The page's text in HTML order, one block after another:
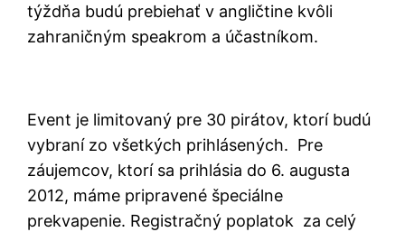
týždňa budú prebiehať v angličtine kvôli
zahraničným speakrom a účastníkom.
Event je limitovaný pre 30 pirátov, ktorí budú
vybraní zo všetkých prihlásených. Pre
záujemcov, ktorí sa prihlásia do 6. augusta
2012, máme pripravené špeciálne
prekvapenie. Registračný poplatok za celý